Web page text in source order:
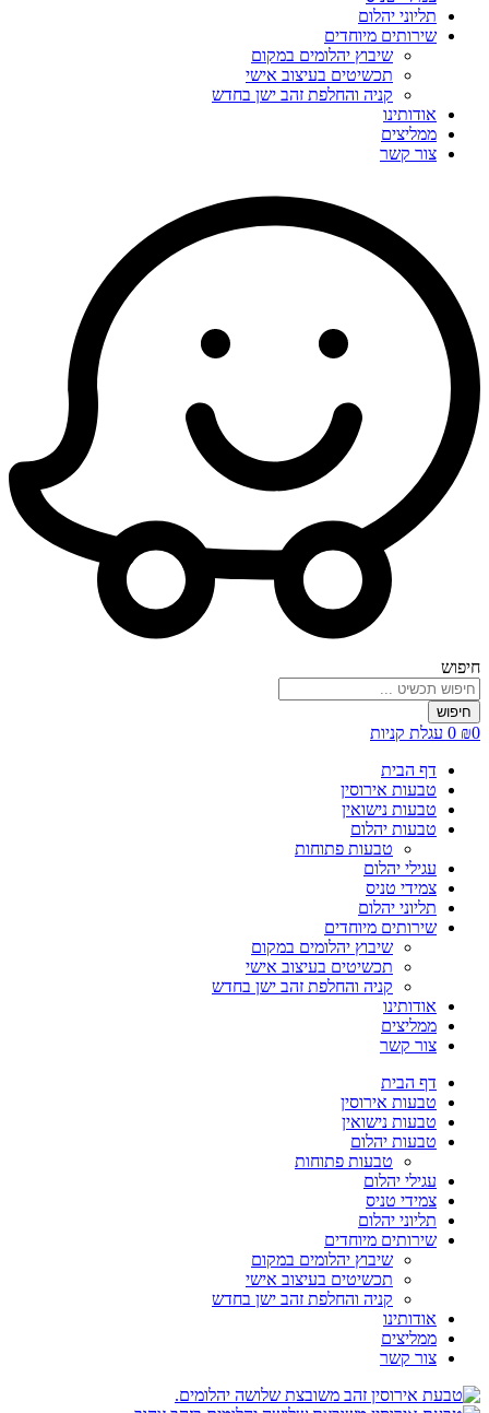
תליוני יהלום
שירותים מיוחדים
שיבוץ יהלומים במקום
תכשיטים בעיצוב אישי
קניה והחלפת זהב ישן בחדש
אודותינו
ממליצים
צור קשר
חיפוש
חיפוש
₪0
0 עגלת קניות
דף הבית
טבעות אירוסין
טבעות נישואין
טבעות יהלום
טבעות פתוחות
עגילי יהלום
צמידי טניס
תליוני יהלום
שירותים מיוחדים
שיבוץ יהלומים במקום
תכשיטים בעיצוב אישי
קניה והחלפת זהב ישן בחדש
אודותינו
ממליצים
צור קשר
דף הבית
טבעות אירוסין
טבעות נישואין
טבעות יהלום
טבעות פתוחות
עגילי יהלום
צמידי טניס
תליוני יהלום
שירותים מיוחדים
שיבוץ יהלומים במקום
תכשיטים בעיצוב אישי
קניה והחלפת זהב ישן בחדש
אודותינו
ממליצים
צור קשר